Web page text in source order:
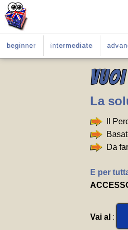
beginner intermediate
La
Il
Da
E per
Vai al :